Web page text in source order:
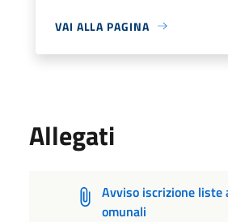
VAI ALLA PAGINA
Allegati
Avviso iscrizione liste
omunali